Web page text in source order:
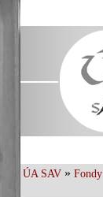
ÚA SAV » Fondy